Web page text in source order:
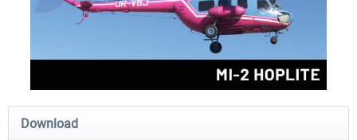
FlightSim Studio - E-Jets 170/175 Aerosoft Aircraft A340-
Download